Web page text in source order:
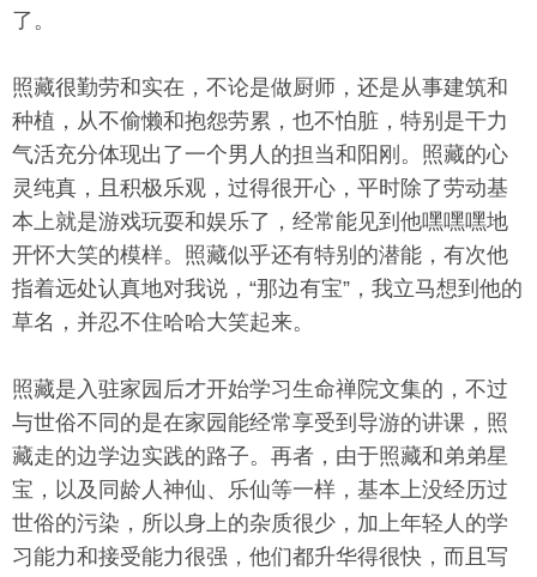
了。
照藏很勤劳和实在，不论是做厨师，还是从事建筑和
种植，从不偷懒和抱怨劳累，也不怕脏，特别是干力
气活充分体现出了一个男人的担当和阳刚。照藏的心
灵纯真，且积极乐观，过得很开心，平时除了劳动基
本上就是游戏玩耍和娱乐了，经常能见到他嘿嘿嘿地
开怀大笑的模样。照藏似乎还有特别的潜能，有次他
指着远处认真地对我说，“那边有宝”，我立马想到他的
草名，并忍不住哈哈大笑起来。
照藏是入驻家园后才开始学习生命禅院文集的，不过
与世俗不同的是在家园能经常享受到导游的讲课，照
藏走的边学边实践的路子。再者，由于照藏和弟弟星
宝，以及同龄人神仙、乐仙等一样，基本上没经历过
世俗的污染，所以身上的杂质很少，加上年轻人的学
习能力和接受能力很强，他们都升华得很快，而且写